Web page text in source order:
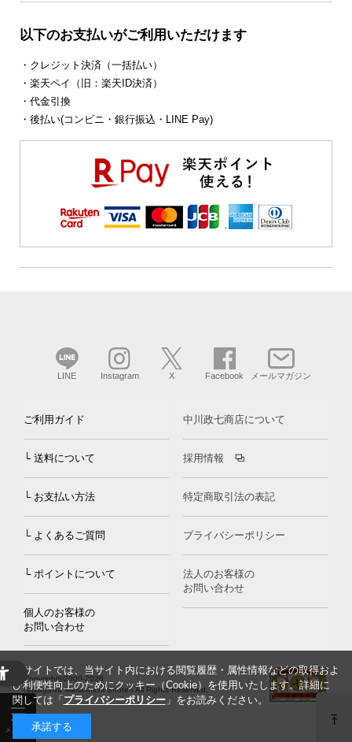
以下のお支払いがご利用いただけます
・クレジット決済（一括払い）
・楽天ペイ（旧：楽天ID決済）
・代金引換
・後払い(コンビニ・銀行振込・LINE Pay)
LINE Instagram X Facebook メールマガジン
ご利用ガイド
└ 送料について
└ お支払い方法
└ よくあるご質問
└ ポイントについて
個人のお客様の
お問い合わせ
中川政七商店について
採用情報
特定商取引法の表記
プライバシーポリシー
法人のお客様の
お問い合わせ
Copyright©2000-2026
Nakagawa Masashichi Shoten All Rights Reserved.
当サイトでは、当サイト内における閲覧履歴・属性情報などの取得およ
び利便性向上のためにクッキー（Cookie）を使用いたします。詳細に
関しては「 プライバシーポリシー」をお読みください。
承諾する